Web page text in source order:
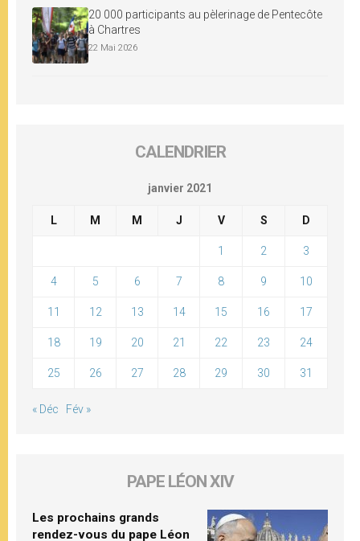
20 000 participants au pèlerinage de Pentecôte
à Chartres
22 Mai 2026
CALENDRIER
janvier 2021
L M M J V S D
1 2 3
4 5 6 7 8 9 10
11 12 13 14 15 16 17
18 19 20 21 22 23 24
25 26 27 28 29 30 31
« Déc Fév »
PAPE LÉON XIV
Les prochains grands
rendez-vous du pape Léon